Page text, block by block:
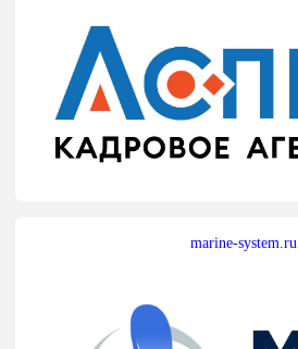
marine-system.ru